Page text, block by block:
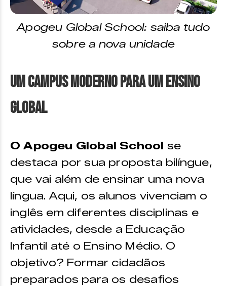
Apogeu Global School: saiba tudo
sobre a nova unidade
Um Campus Moderno para um Ensino
Global
O Apogeu Global School se
destaca por sua proposta bilíngue,
que vai além de ensinar uma nova
língua. Aqui, os alunos vivenciam o
inglês em diferentes disciplinas e
atividades, desde a Educação
Infantil até o Ensino Médio. O
objetivo? Formar cidadãos
preparados para os desafios